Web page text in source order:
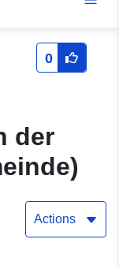
0
der
Actions